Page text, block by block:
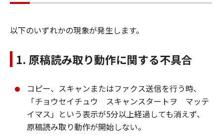
以下のいずれかの現象が発生します。
1. 原稿読み取り動作に関する不具合
コピー、スキャンまたはファクス送信を行う時、
「チョウセイチュウ スキャンスタートヲ マッテ
イマス」という表示が5分以上経過しても消えず、
原稿読み取り動作が開始しない。